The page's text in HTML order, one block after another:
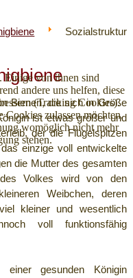
Sozialstruktur
Bienen, die sich in Größe
ist etwas größer und
der die Flügelspitzen
einzige voll entwickelte
die Mutter des gesamten
Volkes wird von den
Weibchen, deren
kleiner und wesentlich
voll funktionsfähig
einer gesunden Königin
Einige von ihnen sind
andere uns helfen, diese
(Tracking Cookies).
Cookies zulassen möchten.
womöglich nicht mehr
stehen.